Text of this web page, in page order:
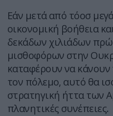
Εάν μετά από τόοσ
οικονομική βοήθεια
δεκάδων χιλιάδων
μισθοφόρων στην
καταφέρουν να
τον πόλεμο, αυτό θα
στρατηγική ήττα των
πλανητικές συνέπειες.